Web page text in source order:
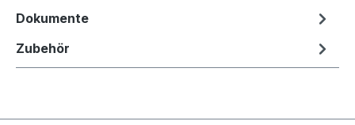
Dokumente
Zubehör